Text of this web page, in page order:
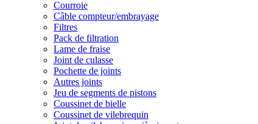
Courroie
Câble compteur/embrayage
Filtres
Pack de filtration
Lame de fraise
Joint de culasse
Pochette de joints
Autres joints
Jeu de segments de pistons
Coussinet de bielle
Coussinet de vilebrequin